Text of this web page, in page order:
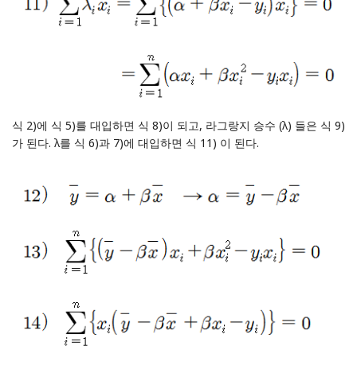
식 2)에 식 5)를 대입하면 식 8)이 되고, 라그랑지 승수 (λ) 들은 식 9)
가 된다. λ를 식 6)과 7)에 대입하면 식 11) 이 된다.